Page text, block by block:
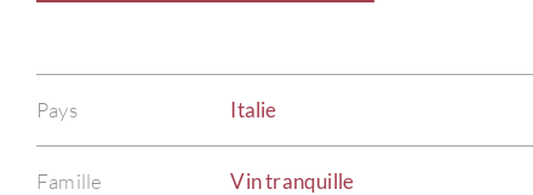
Pays Italie
Famille Vin tranquille